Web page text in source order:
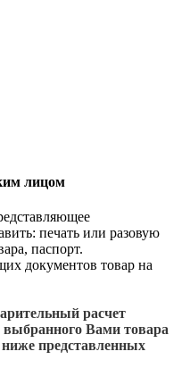
лицом
печать или разовую
паспорт.
документов товар на
расчет
выбранного Вами товара
представленных